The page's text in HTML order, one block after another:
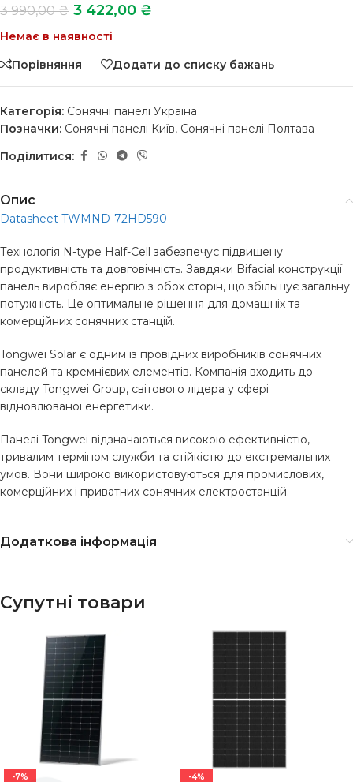
3 990,00₴ 3 422,00 ₴
Немає в наявності
Порівняння
Додати до списку бажань
Категорія: Сонячні панелі Україна
Позначки: Сонячні панелі Київ, Сонячні панелі Полтава
Поділитися:
Опис
Datasheet TWMND-72HD590
Технологія N-type Half-Cell забезпечує підвищену
продуктивність та довговічність. Завдяки Bifacial конструкції
панель виробляє енергію з обох сторін, що збільшує загальну
потужність. Це оптимальне рішення для домашніх та
комерційних сонячних станцій.
Tongwei Solar є одним із провідних виробників сонячних
панелей та кремнієвих елементів. Компанія входить до
складу Tongwei Group, світового лідера у сфері
відновлюваної енергетики.
Панелі Tongwei відзначаються високою ефективністю,
тривалим терміном служби та стійкістю до екстремальних
умов. Вони широко використовуються для промислових,
комерційних і приватних сонячних електростанцій.
Додаткова інформація
Супутні товари
-7% -4%